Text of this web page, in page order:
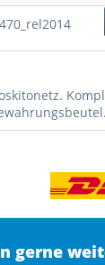
gerne